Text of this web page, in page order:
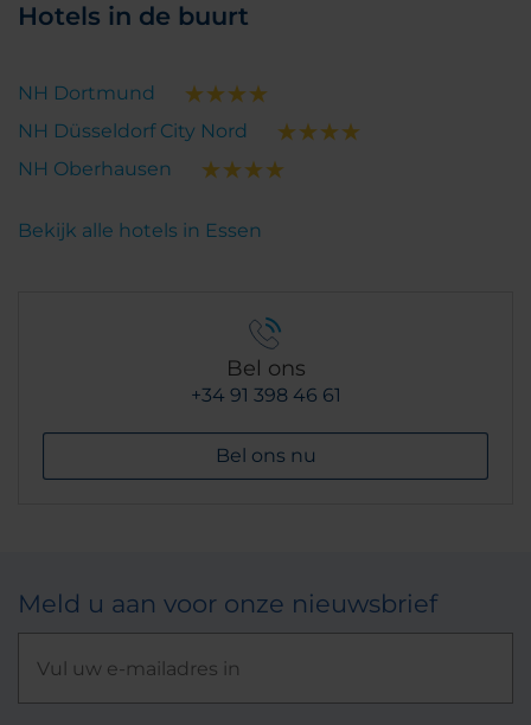
Hotels in de buurt
NH Dortmund
NH Düsseldorf City Nord
NH Oberhausen
Bekijk alle hotels in Essen
Bel ons
+34 91 398 46 61
Bel ons nu
Meld u aan voor onze nieuwsbrief